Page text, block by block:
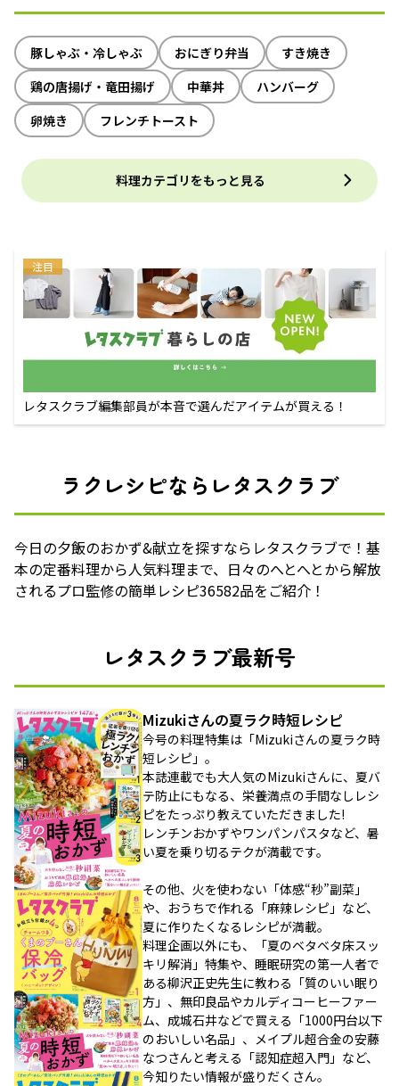
豚しゃぶ・冷しゃぶ おにぎり弁当
すき焼き
鶏の唐揚げ・竜田揚げ
中華丼
ハンバーグ
卵焼き
フレンチトースト
料理カテゴリをもっと見る
注目
レタスクラブ編集部員が本音で選んだアイテムが買える！
ラクレシピならレタスクラブ
今日の夕飯のおかず&献立を探すならレタスクラブで！基
本の定番料理から人気料理まで、日々のへとへとから解放
されるプロ監修の簡単レシピ36582品をご紹介！
レタスクラブ最新号
Mizukiさんの夏ラク時短レシピ
今号の料理特集は「Mizukiさんの夏ラク時
短レシピ」。
本誌連載でも大人気のMizukiさんに、夏バ
テ防止にもなる、栄養満点の手間なしレシ
ピをたっぷり教えていただきました!
レンチンおかずやワンパンパスタなど、暑
い夏を乗り切るテクが満載です。
その他、火を使わない「体感“秒”副菜」
や、おうちで作れる「麻辣レシピ」など、
夏に作りたくなるレシピが満載。
料理企画以外にも、「夏のベタベタ床スッ
キリ解消」特集や、睡眠研究の第一人者で
ある柳沢正史先生に教わる「質のいい眠り
方」、無印良品やカルディコーヒーファー
ム、成城石井などで買える「1000円台以下
のおいしい名品」、メイプル超合金の安藤
なつさんと考える「認知症超入門」など、
今知りたい情報が盛りだくさん。